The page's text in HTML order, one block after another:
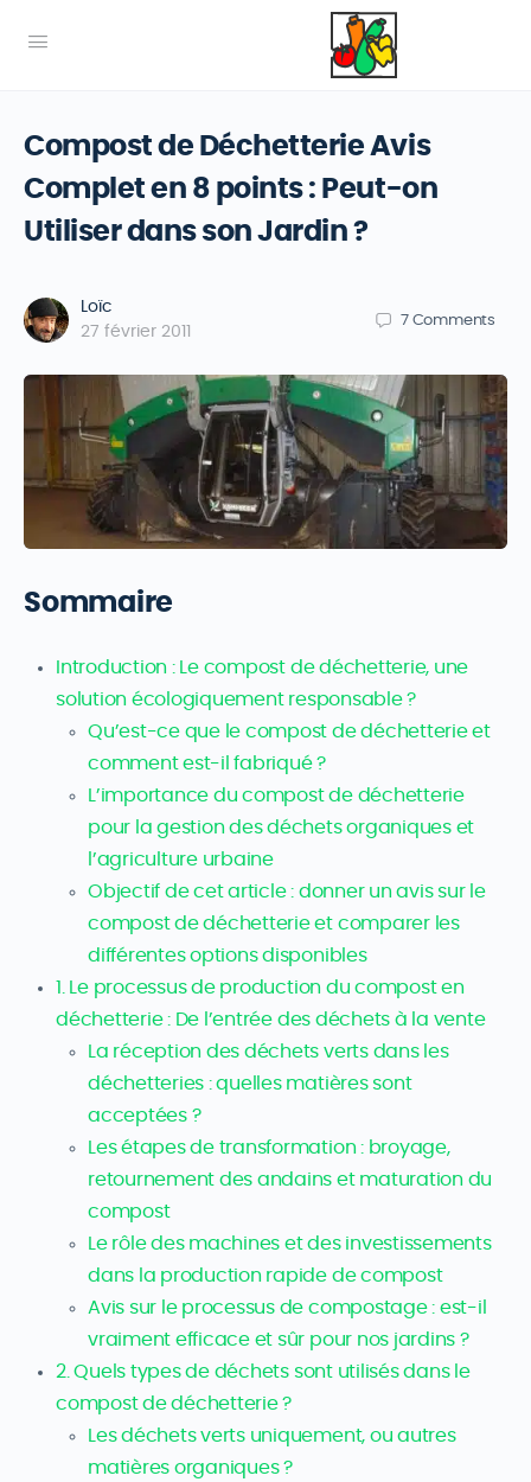
Compost de Déchetterie Avis
Complet en 8 points : Peut-on
Utiliser dans son Jardin ?
Loïc
27 février 2011
7 Comments
Sommaire
Introduction : Le compost de déchetterie, une
solution écologiquement responsable ?
Qu’est-ce que le compost de déchetterie et
comment est-il fabriqué ?
L’importance du compost de déchetterie
pour la gestion des déchets organiques et
l’agriculture urbaine
Objectif de cet article : donner un avis sur le
compost de déchetterie et comparer les
différentes options disponibles
1. Le processus de production du compost en
déchetterie : De l’entrée des déchets à la vente
La réception des déchets verts dans les
déchetteries : quelles matières sont
acceptées ?
Les étapes de transformation : broyage,
retournement des andains et maturation du
compost
Le rôle des machines et des investissements
dans la production rapide de compost
Avis sur le processus de compostage : est-il
vraiment efficace et sûr pour nos jardins ?
2. Quels types de déchets sont utilisés dans le
compost de déchetterie ?
Les déchets verts uniquement, ou autres
matières organiques ?